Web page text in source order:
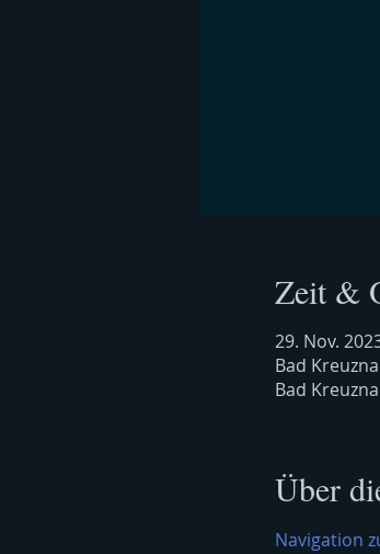
Zeit &
29. Nov.
Bad
Bad
Über
Navigation